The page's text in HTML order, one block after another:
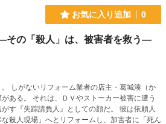
お気に入り追加 0
その「殺人」は、被害者を救う―
しがないリフォーム業者の店主・葛城湊（か
ある。 それは、ＤＶやストーカー被害に遭う
す『失踪請負人』としての顔だ。 彼は依頼人
殺人現場」へとリフォームし、加害者に「死ん